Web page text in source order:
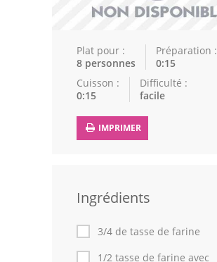
Recettes Marocaine
Tajines
Viandes
Poissons
Cuisines Orientales
Recettes marocaine
Plat pour :
8 personnes
Préparation :
0:15
Cuisson :
0:15
Difficulté :
facile
IMPRIMER
Ingrédients
3/4 de tasse de farine
1/2 tasse de farine avec